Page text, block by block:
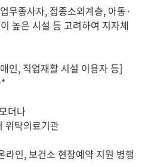
무종사자, 접종소외계층, 아동·
높은 시설 등 고려하여 지자체
인, 직업재활 시설 이용자 등]
더나
위탁의료기관
인, 보건소 현장예약 지원 병행